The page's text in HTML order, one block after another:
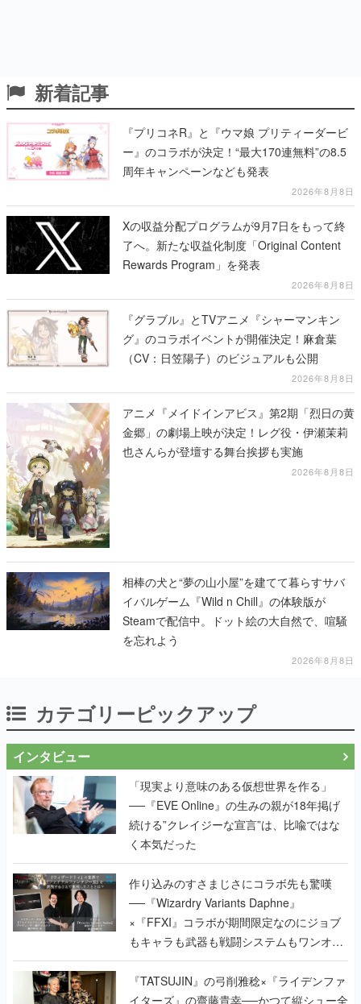
新着記事
『プリコネR』と『ウマ娘 プリティーダービ
ー』のコラボが決定！“最大170連無料”の8.5
周年キャンペーンなども発表
2026年8月8日
Xの収益分配プログラムが9月7日をもって終
了へ。新たな収益化制度「Original Content
Rewards Program」を発表
2026年8月8日
『グラブル』とTVアニメ『シャーマンキン
グ』のコラボイベントが開催決定！麻倉葉
（CV：日笠陽子）のビジュアルも公開
2026年8月8日
アニメ『メイドインアビス』第2期「烈日の黄
金郷」の劇場上映が決定！レグ役・伊瀬茉莉
也さんらが登壇する舞台挨拶も実施
2026年8月8日
相棒の犬と“夢の山小屋”を建てて暮らすサバ
イバルゲーム『Wild n Chill』の体験版が
Steamで配信中。ドット絵の大自然で、喧騒
を忘れよう
2026年8月8日
カテゴリーピックアップ
インタビュー
「現実より意味のある仮想世界を作る」
──『EVE Online』の生みの親が18年掲げ
続ける”クレイジーな宣言”は、比喩ではな
く本気だった
作り込みのすさまじさにコラボ先も驚嘆
──『Wizardry Variants Daphne』
×『FFXI』コラボが期間限定なのにジョブ
もキャラも武器も戦闘システムもワンオフ
で作り込まれた理由を両ディレクターに聞
く
『TATSUJIN』の弓削雅稔×『ライデンファ
イターズ』の齋藤貴幸──かつて縦シュー全